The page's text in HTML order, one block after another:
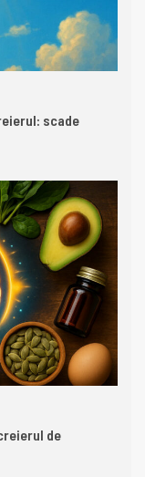
scade
de